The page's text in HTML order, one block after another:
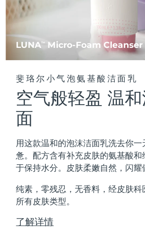
LUNATM Micro-Foam Cleanser
斐珞尔小气泡氨基酸洁面乳
空气般轻盈 温
面
用这款温和的泡沫洁面乳洗去你一
惫。配方含有补充皮肤的氨基酸和
于保持水分。皮肤柔嫩自然，闪耀
纯素，零残忍，无香料，经皮肤科
所有皮肤类型。
了解详情
Premium cleansers &
LUNA™ 设备
All facial cleansing
Rejuvenation &
UFO™ 设备
All deep facial
issa™ Teeth
Dual LED + sonic
ISSA™ 设备
Luxurious clinical anti-
FAQ™ P1 Primer
Manuka honey primer
FAQ™产品
All anti-aging
Anti-aging neck &
FAQ™ 221
Anti-aging LED hand
FAQ™产品
All LED treatments
FAQ™ Scalp
Scalp recovery
FAQ™护肤品
All FAQ™ skincare
FAQ™ 502
Full-Spectrum Red
FAQ™ Red Light
FAQ™ products
All toning treatments
保健品
专业治疗
脱毛
PEACH™ 2
身体护
LUNA™ 4 body
痘肌护理
Recurring acne LED
眼部护
Microcurrent line
毛孔护理
捷克
爱沙尼亚
芬兰
法国
法属波利尼西亚
德国
直布罗陀
希腊